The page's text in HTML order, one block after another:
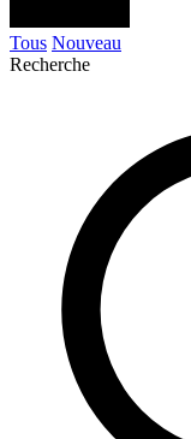
Tous Nouveau
Recherche